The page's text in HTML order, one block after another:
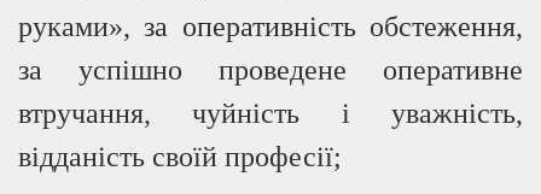
руками», за оперативність обстеження,
за успішно проведене оперативне
втручання, чуйність і уважність,
відданість своїй професії;